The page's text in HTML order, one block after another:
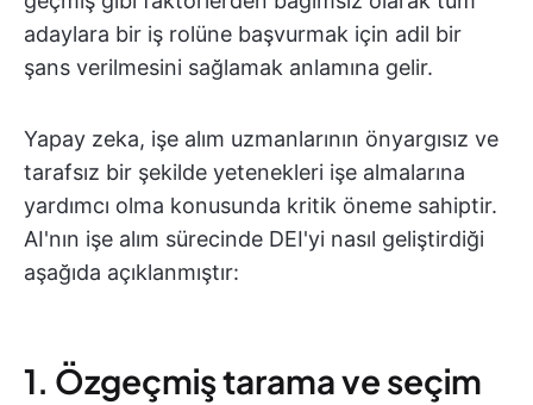
adaylara bir iş rolüne başvurmak için adil bir
şans verilmesini sağlamak anlamına gelir.
Yapay zeka, işe alım uzmanlarının önyargısız ve
tarafsız bir şekilde yetenekleri işe almalarına
yardımcı olma konusunda kritik öneme sahiptir.
AI'nın işe alım sürecinde DEI'yi nasıl geliştirdiği
aşağıda açıklanmıştır:
1. Özgeçmiş tarama ve seçim